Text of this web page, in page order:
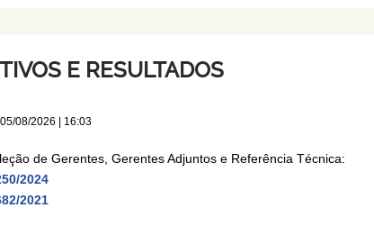
E RESULTADOS
05/08/2026 | 16:03
de Gerentes, Gerentes Adjuntos e Referência Técnica:
2024
2021